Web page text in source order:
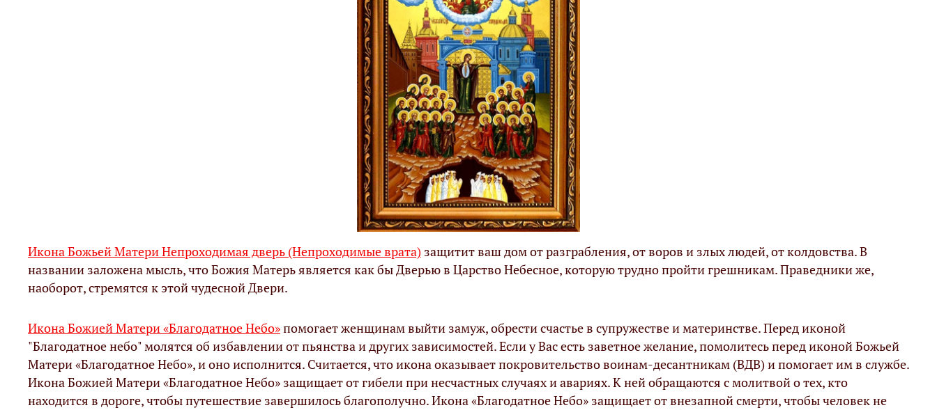
Икона Божьей Матери Непроходимая дверь (Непроходимые врата) защитит ваш дом от разграбления, от воров и злых людей, от колдовства. В
названии заложена мысль, что Божия Матерь является как бы Дверью в Царство Небесное, которую трудно пройти грешникам. Праведники же,
наоборот, стремятся к этой чудесной Двери.
Икона Божией Матери «Благодатное Небо»помогает женщинам выйти замуж, обрести счастье в супружестве и материнстве. Перед иконой
"Благодатное небо" молятся об избавлении от пьянства и других зависимостей. Если у Вас есть заветное желание, помолитесь перед иконой Божьей
Матери «Благодатное Небо», и оно исполнится. Считается, что икона оказывает покровительство воинам-десантникам (ВДВ) и помогает им в службе.
Икона Божией Матери «Благодатное Небо» защищает от гибели при несчастных случаях и авариях. К ней обращаются с молитвой о тех, кто
находится в дороге, чтобы путешествие завершилось благополучно. Икона «Благодатное Небо» защищает от внезапной смерти, чтобы человек не